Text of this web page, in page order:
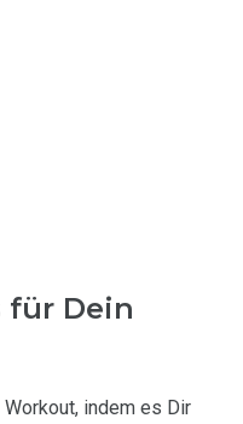
für Dein
indem es Dir